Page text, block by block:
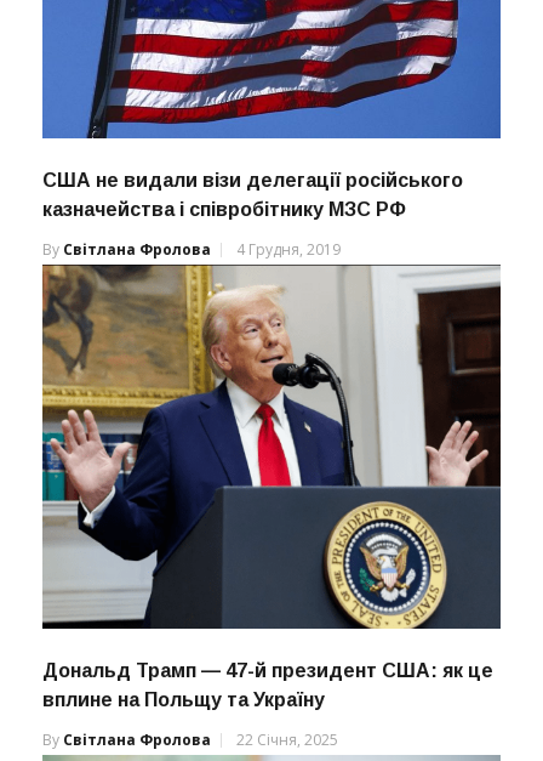
США не видали візи делегації російського
казначейства і співробітнику МЗС РФ
By Світлана Фролова 4 Грудня, 2019
Дональд Трамп — 47-й президент США: як це
вплине на Польщу та Україну
By Світлана Фролова 22 Січня, 2025